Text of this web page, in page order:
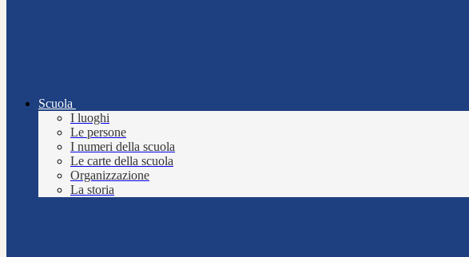
Scuola
I luoghi
Le persone
I numeri della scuola
Le carte della scuola
Organizzazione
La storia